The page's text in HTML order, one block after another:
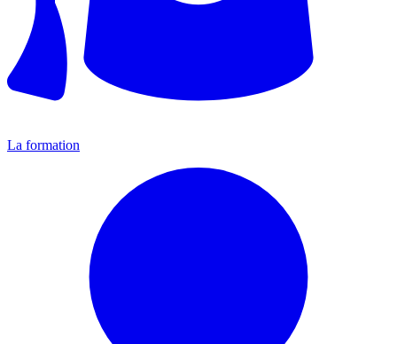
La formation